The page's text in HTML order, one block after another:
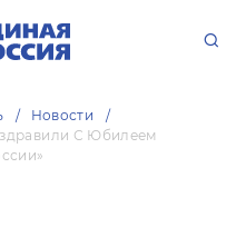
Новости
С Юбилеем